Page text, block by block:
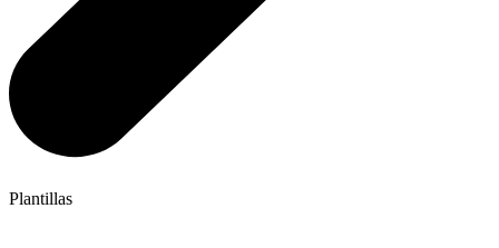
Plantillas